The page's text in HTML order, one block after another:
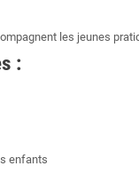
les jeunes
:
enfants